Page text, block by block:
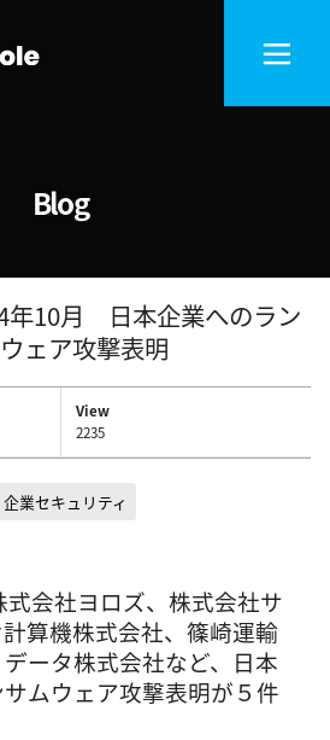
Blog
10月 日本企業へのラン
ェア攻撃表明
View
2235
企業セキュリティ
式会社ヨロズ、株式会社サ
算機株式会社、篠崎運輸
ータ株式会社など、日本
ムウェア攻撃表明が５件